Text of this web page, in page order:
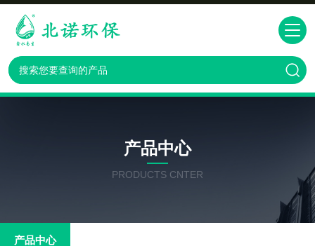
产品中心
PRODUCTS CNTER
产品中心